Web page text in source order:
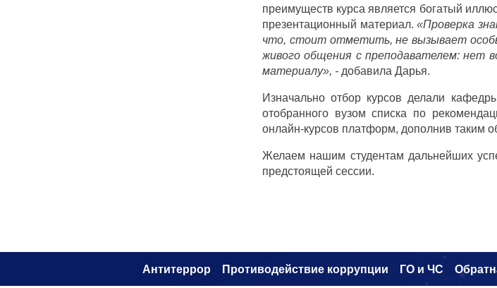
преимуществ курса является богатый
презентационный материал. «Проверка
что, стоит отметить, не вызывает
живого общения с преподавателем: нет
материалу», - добавила Дарья.
Изначально отбор курсов делали
отобранного вузом списка по
онлайн-курсов платформ, дополнив таким
Желаем нашим студентам дальнейших
предстоящей сессии.
Антитеррор Противодействие коррупции ГО и ЧС